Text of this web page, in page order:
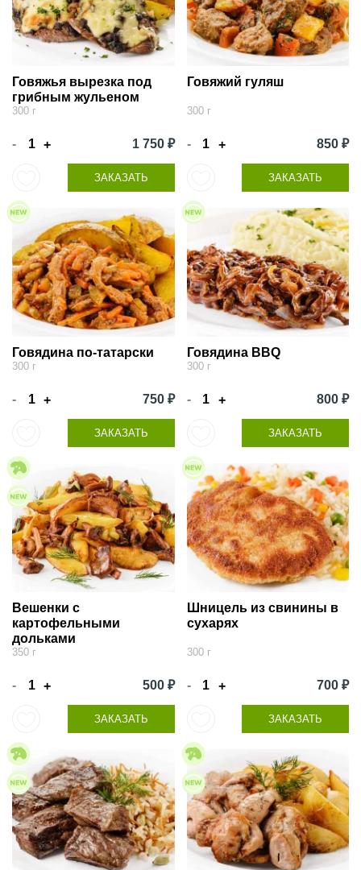
Говяжья вырезка под
грибным жульеном
300 г
- + 1 750 ₽
ЗАКАЗАТЬ
Говяжий гуляш
300 г
- + 850 ₽
ЗАКАЗАТЬ
Говядина по-татарски
300 г
- + 750 ₽
ЗАКАЗАТЬ
Говядина BBQ
300 г
- + 800 ₽
ЗАКАЗАТЬ
Вешенки с
картофельными
дольками
350 г
- + 500 ₽
ЗАКАЗАТЬ
Шницель из свинины в
сухарях
300 г
- + 700 ₽
ЗАКАЗАТЬ